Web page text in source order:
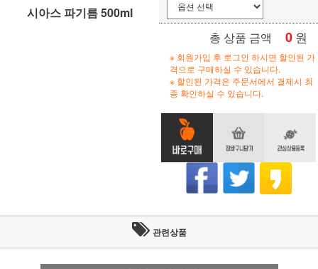
시아스 파기름 500ml
총 상품 금액 0 원
※ 회원가입 후 로그인 하시면 할인된 가
격으로 구매하실 수 있습니다.
※ 할인된 가격은 주문서에서 결제시 최
종 확인하실 수 있습니다.
관련상품